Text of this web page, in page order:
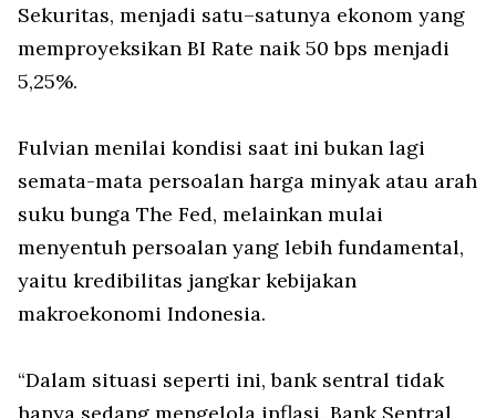
Sekuritas, menjadi satu–satunya ekonom yang
memproyeksikan BI Rate naik 50 bps menjadi
5,25%.
Fulvian menilai kondisi saat ini bukan lagi
semata-mata persoalan harga minyak atau arah
suku bunga The Fed, melainkan mulai
menyentuh persoalan yang lebih fundamental,
yaitu kredibilitas jangkar kebijakan
makroekonomi Indonesia.
“Dalam situasi seperti ini, bank sentral tidak
hanya sedang mengelola inflasi. Bank Sentral